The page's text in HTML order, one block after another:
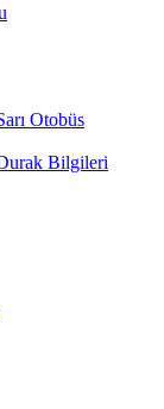
Otobüs
Bilgileri